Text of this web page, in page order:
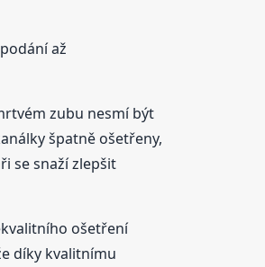
až
zubu nesmí být
špatně ošetřeny,
se snaží zlepšit
ošetření
díky kvalitnímu